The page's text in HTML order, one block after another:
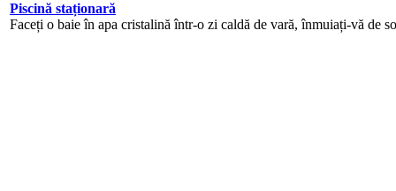
Piscină staționară
Faceți o baie în apa cristalină într-o zi caldă de vară, înmuiați-vă de